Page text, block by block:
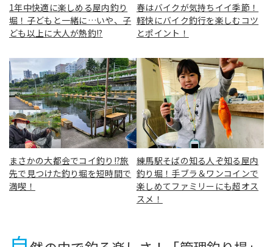
1年中快適に楽しめる屋内釣り
堀！子どもと一緒に…いや、子
ども以上に大人が熱釣!?
春はバイクが気持ちイイ季節！
軽快にバイク釣行を楽しむコツ
とポイント！
まさかの大都会でコイ釣り!?旅
先で見つけた釣り堀を短時間で
満喫！
練馬駅そばの知る人ぞ知る屋内
釣り堀！手ブラ＆ワンコインで
楽しめてファミリーにも超オス
スメ！